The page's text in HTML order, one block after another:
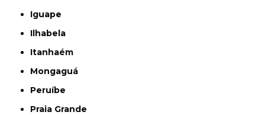
Iguape
Ilhabela
Itanhaém
Mongaguá
Peruíbe
Praia Grande